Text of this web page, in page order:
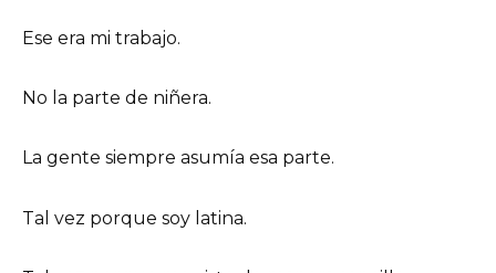
Ese era mi trabajo.
No la parte de niñera.
La gente siempre asumía esa parte.
Tal vez porque soy latina.